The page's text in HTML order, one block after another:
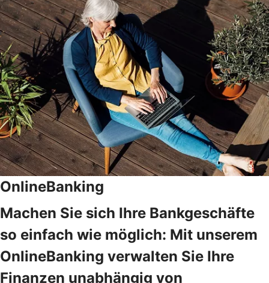
OnlineBanking
Machen Sie sich Ihre Bankgeschäfte
so einfach wie möglich: Mit unserem
OnlineBanking verwalten Sie Ihre
Finanzen unabhängig von